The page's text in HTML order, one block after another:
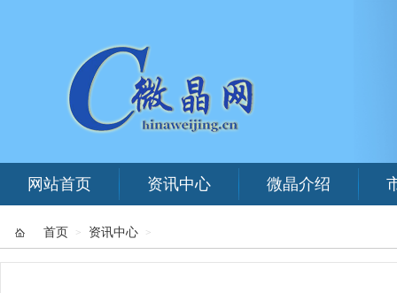
网站首页 资讯中心 微晶介绍
首页 > 资讯中心 >